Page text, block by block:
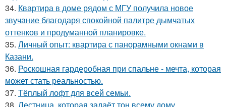
34. Квартира в доме рядом с МГУ получила новое
звучание благодаря спокойной палитре дымчатых
оттенков и продуманной планировке.
35. Личный опыт: квартира с панорамными окнами в
Казани.
36. Роскошная гардеробная при спальне - мечта, которая
может стать реальностью.
37. Тёплый лофт для всей семьи.